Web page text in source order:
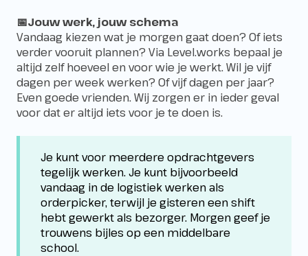
📅Jouw werk, jouw schema
Vandaag kiezen wat je morgen gaat doen? Of iets
verder vooruit plannen? Via Level.works bepaal je
altijd zelf hoeveel en voor wie je werkt. Wil je vijf
dagen per week werken? Of vijf dagen per jaar?
Even goede vrienden. Wij zorgen er in ieder geval
voor dat er altijd iets voor je te doen is.
Je kunt voor meerdere opdrachtgevers
tegelijk werken. Je kunt bijvoorbeeld
vandaag in de logistiek werken als
orderpicker, terwijl je gisteren een shift
hebt gewerkt als bezorger. Morgen geef je
trouwens bijles op een middelbare
school.